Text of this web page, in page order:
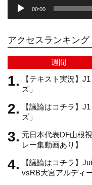
r
a
m
00:00
アクセスランキング
週間
【テキスト実況】
ズ」
【議論はコチラ】
ズ」
元日本代表DF山根
レー集動画あり】
【議論はコチラ】
vsRB大宮アルディー